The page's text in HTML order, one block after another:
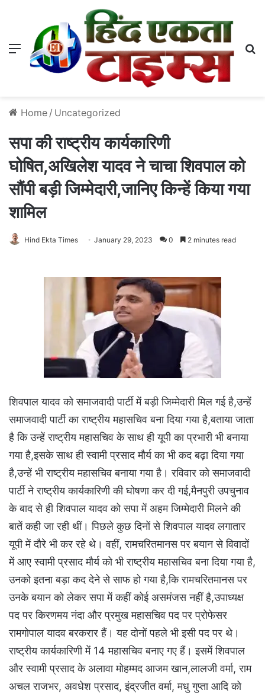
Menu
Home / Uncategorized
सपा की राष्ट्रीय कार्यकारिणी
घोषित,अखिलेश यादव ने चाचा शिवपाल को
सौंपी बड़ी जिम्मेदारी,जानिए किन्हें किया गया
शामिल
Hind Ekta Times January 29, 2023 0 2 minutes read
शिवपाल यादव को समाजवादी पार्टी में बड़ी जिम्मेदारी मिल गई है,उन्हें
समाजवादी पार्टी का राष्ट्रीय महासचिव बना दिया गया है,बताया जाता
है कि उन्हें राष्ट्रीय महासचिव के साथ ही यूपी का प्रभारी भी बनाया
गया है,इसके साथ ही स्वामी प्रसाद मौर्य का भी कद बढ़ा दिया गया
है,उन्हें भी राष्ट्रीय महासचिव बनाया गया है। रविवार को समाजवादी
पार्टी ने राष्ट्रीय कार्यकारिणी की घोषणा कर दी गई,मैनपुरी उपचुनाव
के बाद से ही शिवपाल यादव को सपा में अहम जिम्मेदारी मिलने की
बातें कही जा रही थीं। पिछले कुछ दिनों से शिवपाल यादव लगातार
यूपी में दौरे भी कर रहे थे। वहीं, रामचरितमानस पर बयान से विवादों
में आए स्वामी प्रसाद मौर्य को भी राष्ट्रीय महासचिव बना दिया गया है,
उनको इतना बड़ा कद देने से साफ हो गया है,कि रामचरितमानस पर
उनके बयान को लेकर सपा में कहीं कोई असमंजस नहीं है,उपाध्यक्ष
पद पर किरणमय नंदा और प्रमुख महासचिव पद पर प्रोफेसर
रामगोपाल यादव बरकरार हैं। यह दोनों पहले भी इसी पद पर थे।
राष्ट्रीय कार्यकारिणी में 14 महासचिव बनाए गए हैं। इसमें शिवपाल
और स्वामी प्रसाद के अलावा मोहम्मद आजम खान,लालजी वर्मा, राम
अचल राजभर, अवधेश प्रसाद, इंद्रजीत वर्मा, मधु गुप्ता आदि को